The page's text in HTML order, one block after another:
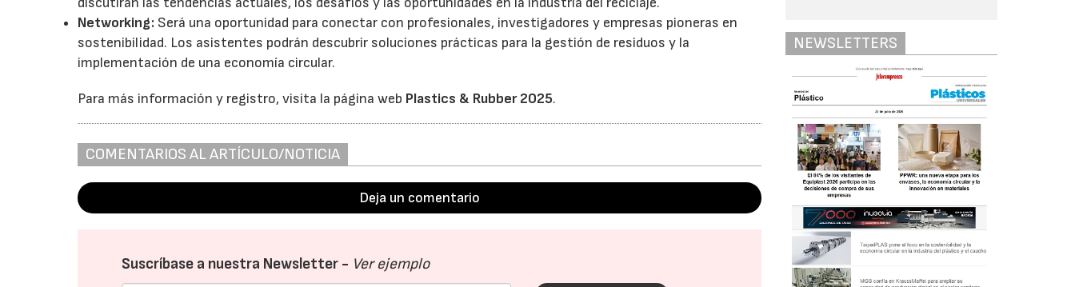
Networking: Será una oportunidad para conectar con profesionales, investigadores y empresas pioneras en
sostenibilidad. Los asistentes podrán descubrir soluciones prácticas para la gestión de residuos y la
implementación de una economía circular.
Para más información y registro, visita la página web Plastics & Rubber 2025.
COMENTARIOS AL ARTÍCULO/NOTICIA
Deja un comentario
Suscríbase a nuestra Newsletter - Ver ejemplo
NEWSLETTERS